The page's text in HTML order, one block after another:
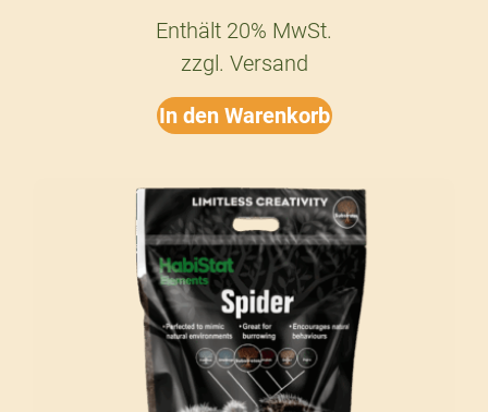
Enthält 20% MwSt.
zzgl. Versand
In den Warenkorb